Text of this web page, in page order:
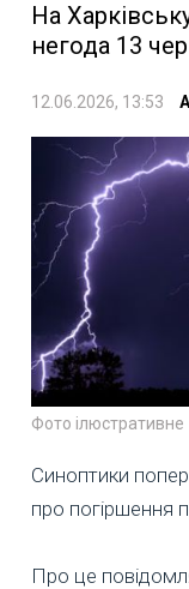
На
негода 13
12.06.2026, 13:53
Фото ілюстративне
Синоптики
про погіршення
Про це